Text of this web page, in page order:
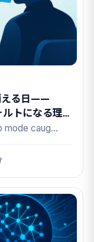
える日——
トになる理
mode caug…